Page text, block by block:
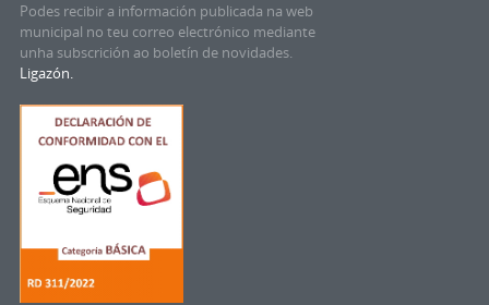
Podes recibir a información publicada na web
municipal no teu correo electrónico mediante
unha subscrición ao boletín de novidades.
Ligazón.